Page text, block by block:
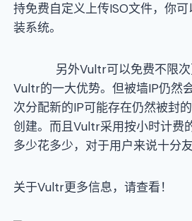
持免费自定义上传ISO文件，你
装系统。
另外Vultr可以免费不限次
Vultr的一大优势。但被墙IP仍然
次分配新的IP可能存在仍然被封
创建。而且Vultr采用按小时计费
多少花多少，对于用户来说十分友
关于Vultr更多信息，请查看！